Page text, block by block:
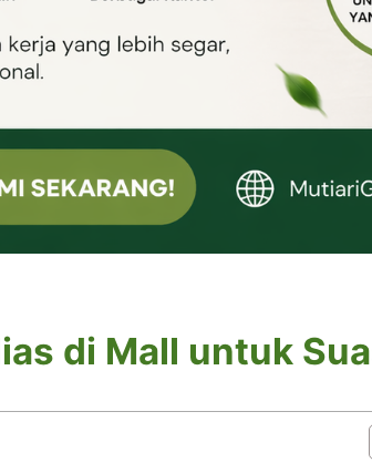
di Mall untuk